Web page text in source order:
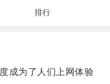
排行
为了人们上网体验